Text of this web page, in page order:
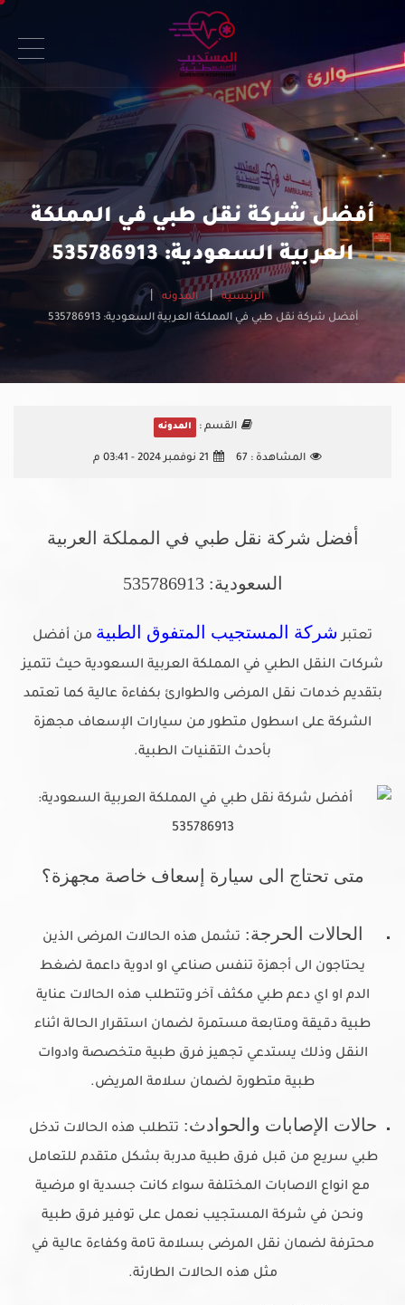
أفضل شركة نقل طبي في المملكة
العربية السعودية: 535786913
الرئيسية
المدونه
أفضل شركة نقل طبي في المملكة العربية السعودية: 535786913
القسم : المدونه
المشاهدة : 67 21 نوفمبر 2024 - 03:41 م
أفضل شركة نقل طبي في المملكة العربية
السعودية: 535786913
تعتبرشركة المستجيب المتفوق الطبية من أفضل
شركات النقل الطبي في المملكة العربية السعودية حيث تتميز
بتقديم خدمات نقل المرضى والطوارئ بكفاءة عالية كما تعتمد
الشركة على اسطول متطور من سيارات الإسعاف مجهزة
بأحدث التقنيات الطبية.
متى تحتاج الى سيارة إسعاف خاصة مجهزة؟
الحالات الحرجة: تشمل هذه الحالات المرضى الذين
يحتاجون الى أجهزة تنفس صناعي او ادوية داعمة لضغط
الدم او اي دعم طبي مكثف آخر وتتطلب هذه الحالات عناية
طبية دقيقة ومتابعة مستمرة لضمان استقرار الحالة اثناء
النقل وذلك يستدعي تجهيز فرق طبية متخصصة وادوات
طبية متطورة لضمان سلامة المريض.
حالات الإصابات والحوادث: تتطلب هذه الحالات تدخل
طبي سريع من قبل فرق طبية مدربة بشكل متقدم للتعامل
مع انواع الاصابات المختلفة سواء كانت جسدية او مرضية
ونحن في شركة المستجيب نعمل على توفير فرق طبية
محترفة لضمان نقل المرضى بسلامة تامة وكفاءة عالية في
مثل هذه الحالات الطارئة.